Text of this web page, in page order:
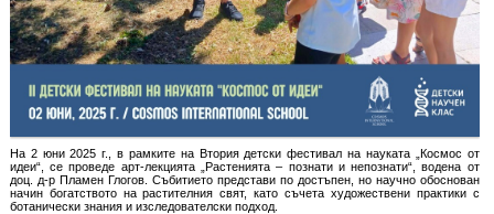
На 2 юни 2025 г., в рамките на Втория детски фестивал на науката „Космос от
идеи“, се проведе арт-лекцията „Растенията – познати и непознати“, водена от
доц. д-р Пламен Глогов. Събитието представи по достъпен, но научно обоснован
начин богатството на растителния свят, като съчета художествени практики с
ботанически знания и изследователски подход.